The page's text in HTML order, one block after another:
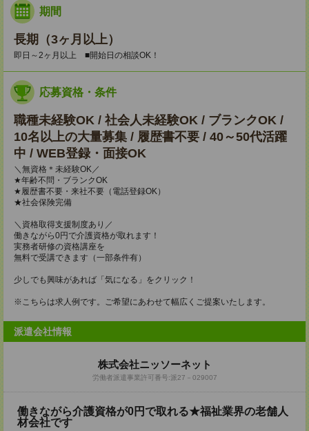
期間
長期（3ヶ月以上）
即日～2ヶ月以上 ■開始日の相談OK！
応募資格・条件
職種未経験OK / 社会人未経験OK / ブランクOK /
10名以上の大量募集 / 履歴書不要 / 40～50代活躍
中 / WEB登録・面接OK
＼無資格＊未経験OK／
★年齢不問・ブランクOK
★履歴書不要・来社不要（電話登録OK）
★社会保険完備
＼資格取得支援制度あり／
働きながら0円で介護資格が取れます！
実務者研修の資格講座を
無料で受講できます（一部条件有）
少しでも興味があれば「気になる」をクリック！
※こちらは求人例です。ご希望にあわせて幅広くご提案いたします。
派遣会社情報
株式会社ニッソーネット
労働者派遣事業許可番号:派27－029007
働きながら介護資格が0円で取れる★福祉業界の老舗人
材会社です